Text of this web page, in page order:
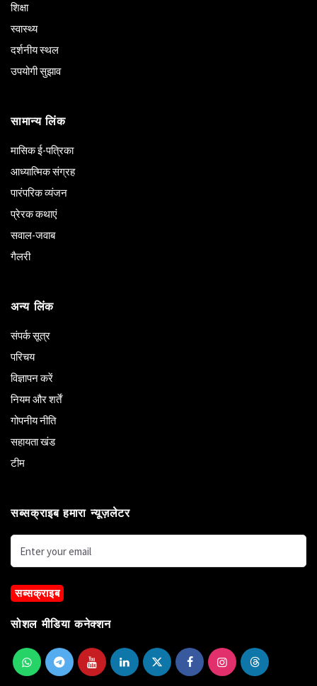
शिक्षा
स्वास्थ्य
दर्शनीय स्थल
उपयोगी सुझाव
सामान्य लिंक
मासिक ई-पत्रिका
आध्यात्मिक संग्रह
पारंपरिक व्यंजन
प्रेरक कथाएं
सवाल-जवाब
गैलरी
अन्य लिंक
संपर्क सूत्र
परिचय
विज्ञापन करें
नियम और शर्तें
गोपनीय नीति
सहायता खंड
टीम
सब्सक्राइब हमारा न्यूज़लेटर
सब्सक्राइब
सोशल मीडिया कनेक्शन